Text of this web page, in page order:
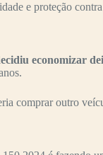
e proteção
economizar
comprar outro